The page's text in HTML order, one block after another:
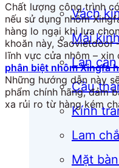
Vách
Mái
Lan
Cầu
Kính
Lam
Mặt
Chất lượng công trình
nếu sử dụng nhôm
hàng lo ngại khi lựa
khoăn này, Saovietdoor
lĩnh vực cửa nhôm –
phân biệt nhôm Xingfa
Những hướng dẫn này
phẩm chính hãng, đảm
xa rủi ro từ hàng kém